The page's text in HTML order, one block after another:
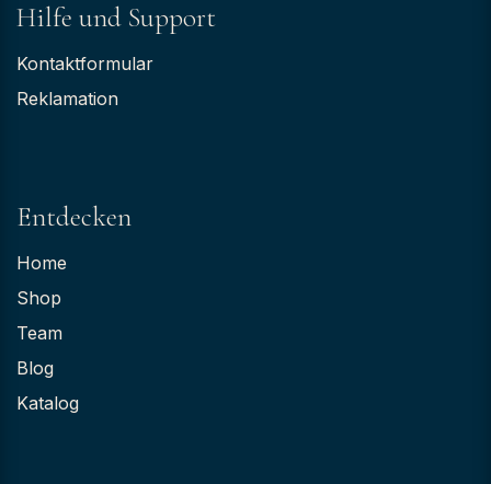
Hilfe und Support
Kontaktformular
Reklamation
Entdecken
Home
Shop
Team
Blog
Katalog